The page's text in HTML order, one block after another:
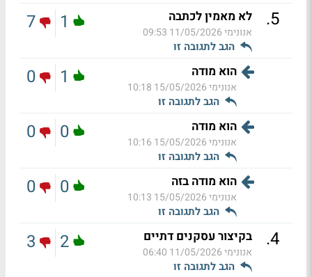
5
. לא מאמין לכתבה
אנונימי11/05/2026 09:53
הגב לתגובה זו
1
7
הוא מודה
אנונימי15/05/2026 10:18
הגב לתגובה זו
1
0
הוא מודה
אנונימי15/05/2026 10:16
הגב לתגובה זו
0
0
הוא מודה בזה
אנונימי15/05/2026 10:13
הגב לתגובה זו
0
0
4
. בקיצור עסקנים דתיים
אנונימי11/05/2026 06:40
הגב לתגובה זו
2
3